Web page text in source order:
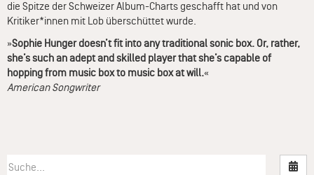
die Spitze der Schweizer Album-Charts geschafft hat und von
Kritiker*innen mit Lob überschüttet wurde.
»Sophie Hunger doesn’t fit into any traditional sonic box. Or, rather,
she’s such an adept and skilled player that she’s capable of
hopping from music box to music box at will.«
American Songwriter